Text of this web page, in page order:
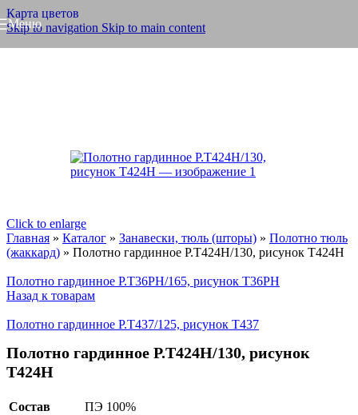
Карта цветов
Skip to navigation Skip to main content
Меню
Click to enlarge
Главная » Каталог » Занавески, тюль (шторы) » Полотно тюль
(жаккард) » Полотно гардинное Р.Т424Н/130, рисунок Т424Н
Полотно гардинное Р.Т36РН/165, рисунок Т36РН
Назад к товарам
Полотно гардинное Р.Т437/125, рисунок Т437
Полотно гардинное Р.Т424Н/130, рисунок
Т424Н
Состав
ПЭ 100%